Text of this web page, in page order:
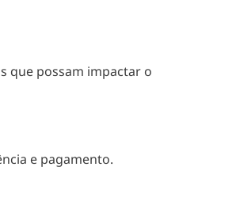
que possam impactar o
e pagamento.